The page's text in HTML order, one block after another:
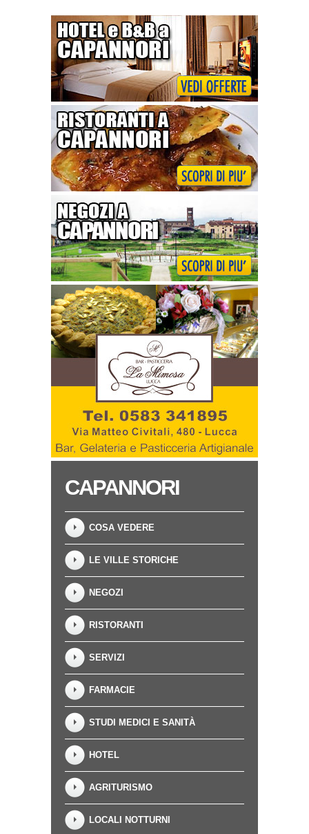
CAPANNORI
COSA VEDERE
LE VILLE STORICHE
NEGOZI
RISTORANTI
SERVIZI
FARMACIE
STUDI MEDICI E SANITÀ
HOTEL
AGRITURISMO
LOCALI NOTTURNI